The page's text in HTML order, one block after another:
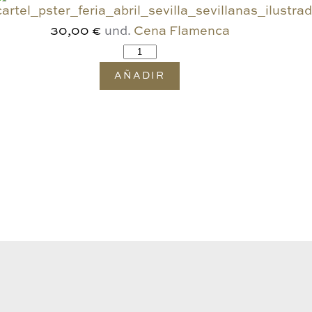
30,00 € und. Cena Flamenca
AÑADIR